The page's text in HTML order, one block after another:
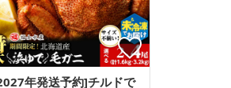
年発送予約]チルドで